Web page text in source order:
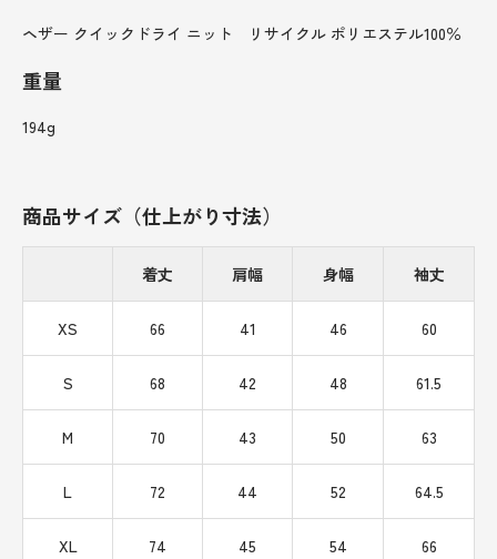
ヘザー クイックドライ ニット リサイクル ポリエステル100％
重量
194g
商品サイズ（仕上がり寸法）
着丈 肩幅 身幅 袖丈
XS 66 41 46 60
S 68 42 48 61.5
M 70 43 50 63
L 72 44 52 64.5
XL 74 45 54 66